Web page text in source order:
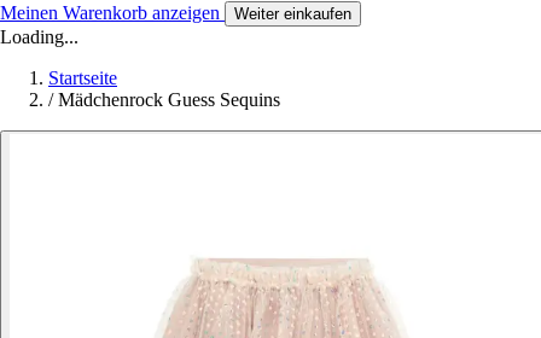
Meinen Warenkorb anzeigen Weiter einkaufen
Loading...
Startseite
/ Mädchenrock Guess Sequins